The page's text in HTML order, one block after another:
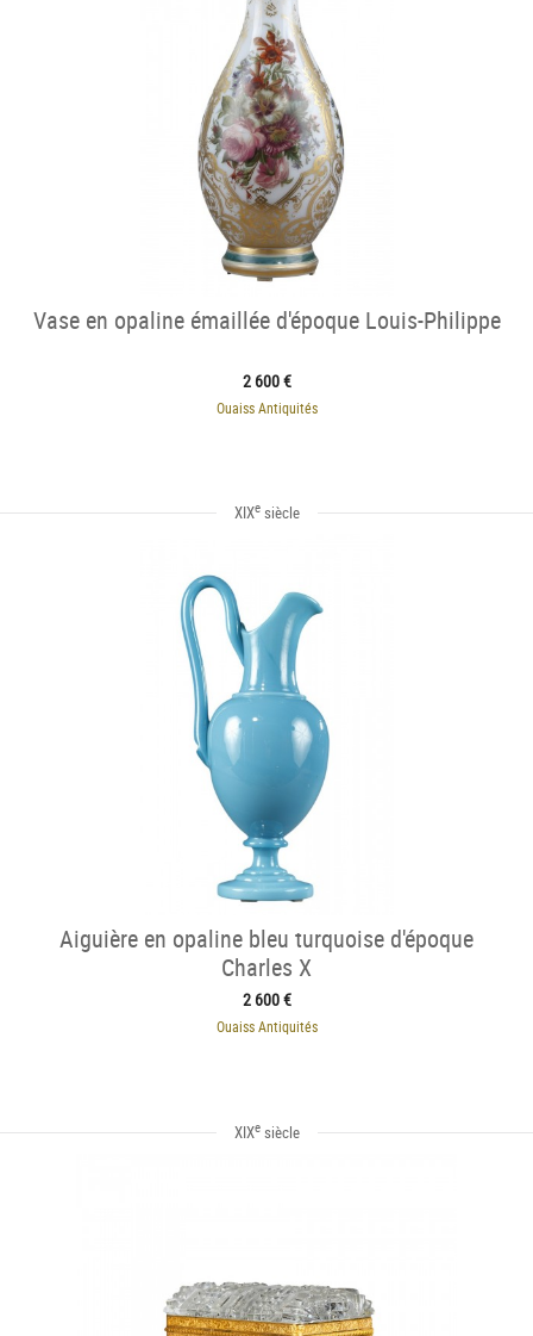
Vase en opaline émaillée d'époque Louis-Philippe
2 600 €
Ouaiss Antiquités
XIXesiècle
Aiguière en opaline bleu turquoise d'époque
Charles X
2 600 €
Ouaiss Antiquités
XIXesiècle